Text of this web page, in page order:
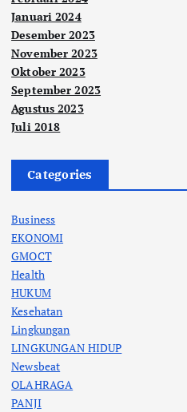
Januari 2024
Desember 2023
November 2023
Oktober 2023
September 2023
Agustus 2023
Juli 2018
Categories
Business
EKONOMI
GMOCT
Health
HUKUM
Kesehatan
Lingkungan
LINGKUNGAN HIDUP
Newsbeat
OLAHRAGA
PANJI